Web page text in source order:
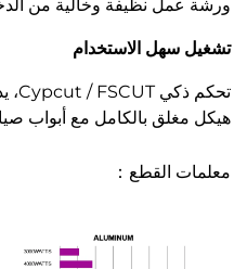
ورشة عمل نظيفة وخالية من
تشغيل سهل الاستخدام
تحكم ذكي Cypcut / FSCUT، يدعم تنسيقات CAD/DXF.
هيكل مغلق بالكامل مع أبواب
معلمات القطع：